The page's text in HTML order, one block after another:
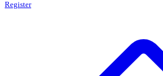
Register